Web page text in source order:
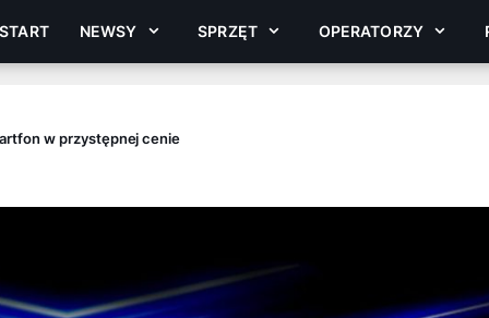
START NEWSY SPRZĘT OPERATORZY
w przystępnej cenie